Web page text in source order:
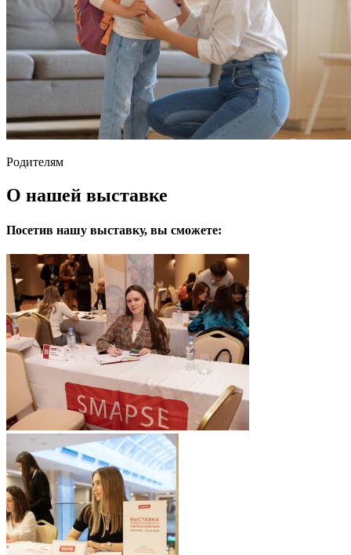
Родителям
О нашей выставке
Посетив нашу выставку, вы сможете: